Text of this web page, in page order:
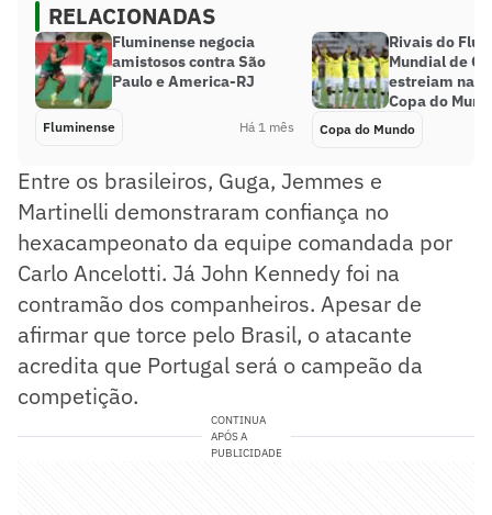
RELACIONADAS
Fluminense negocia
amistosos contra São
Paulo e America-RJ
Fluminense Há 1 mês
Rivais do
Mundial de
estreiam na
Copa do
Copa do Mundo
Entre os brasileiros, Guga, Jemmes e
Martinelli demonstraram confiança no
hexacampeonato da equipe comandada por
Carlo Ancelotti. Já John Kennedy foi na
contramão dos companheiros. Apesar de
afirmar que torce pelo Brasil, o atacante
acredita que Portugal será o campeão da
competição.
CONTINUA
APÓS A
PUBLICIDADE